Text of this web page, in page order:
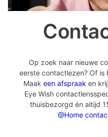
Op zoek naar nieuwe
eerste contactlezen? Of is
Maak een afspraak en
Eye Wish
thuisbezorgd én altijd
@Home